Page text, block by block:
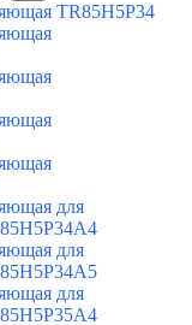
TR85H5P34
для
для
для